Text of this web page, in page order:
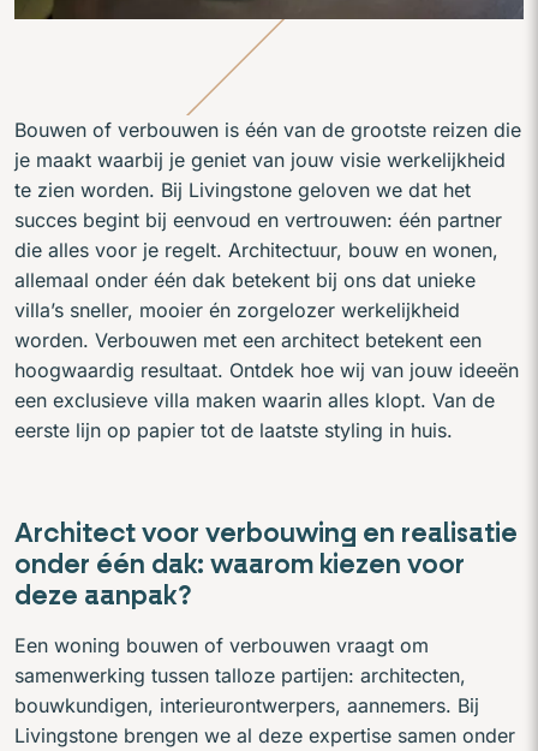
Bouwen of verbouwen is één van de grootste reizen die
je maakt waarbij je geniet van jouw visie werkelijkheid
te zien worden. Bij Livingstone geloven we dat het
succes begint bij eenvoud en vertrouwen: één partner
die alles voor je regelt. Architectuur, bouw en wonen,
allemaal onder één dak betekent bij ons dat unieke
villa’s sneller, mooier én zorgelozer werkelijkheid
worden. Verbouwen met een architect betekent een
hoogwaardig resultaat. Ontdek hoe wij van jouw ideeën
een exclusieve villa maken waarin alles klopt. Van de
eerste lijn op papier tot de laatste styling in huis.
Architect voor verbouwing en realisatie
onder één dak: waarom kiezen voor
deze aanpak?
Een woning bouwen of verbouwen vraagt om
samenwerking tussen talloze partijen: architecten,
bouwkundigen, interieurontwerpers, aannemers. Bij
Livingstone brengen we al deze expertise samen onder